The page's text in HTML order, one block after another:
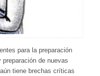
para la preparación
de nuevas
tiene brechas críticas